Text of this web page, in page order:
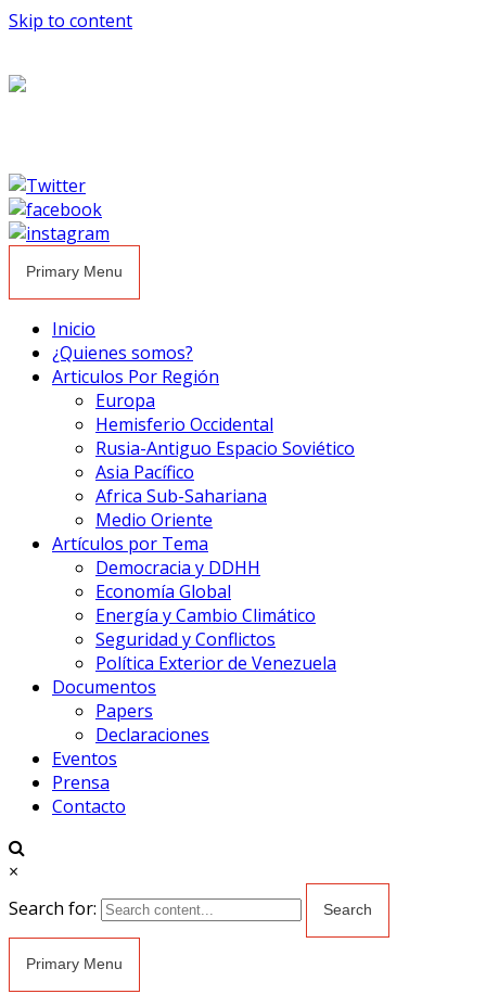
Skip to content
Primary Menu
Inicio
¿Quienes somos?
Articulos Por Región
Europa
Hemisferio Occidental
Rusia-Antiguo Espacio Soviético
Asia Pacífico
Africa Sub-Sahariana
Medio Oriente
Artículos por Tema
Democracia y DDHH
Economía Global
Energía y Cambio Climático
Seguridad y Conflictos
Política Exterior de Venezuela
Documentos
Papers
Declaraciones
Eventos
Prensa
Contacto
×
Search for:
Primary Menu